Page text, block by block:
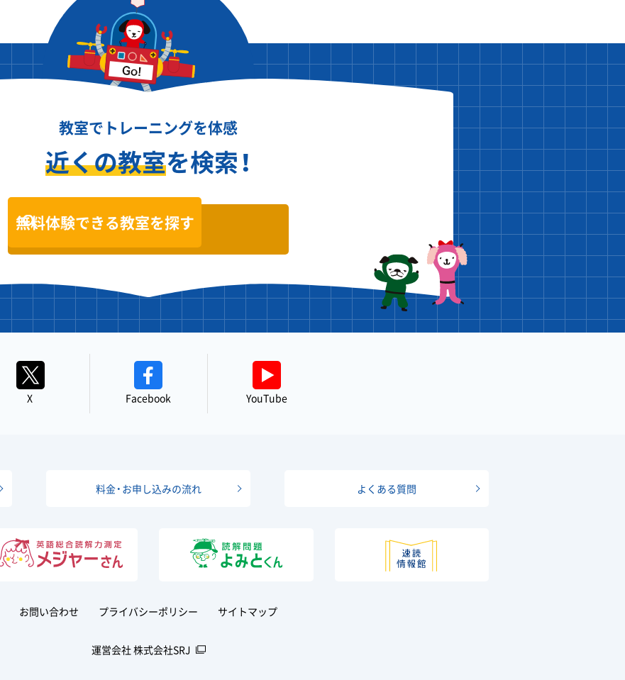
教室でトレーニングを体感
近くの教室を検索！
無料体験できる教室を探す
X Facebook YouTube
料金・お申し込みの流れ よくある質問
お問い合わせ プライバシーポリシー サイトマップ
運営会社 株式会社SRJ